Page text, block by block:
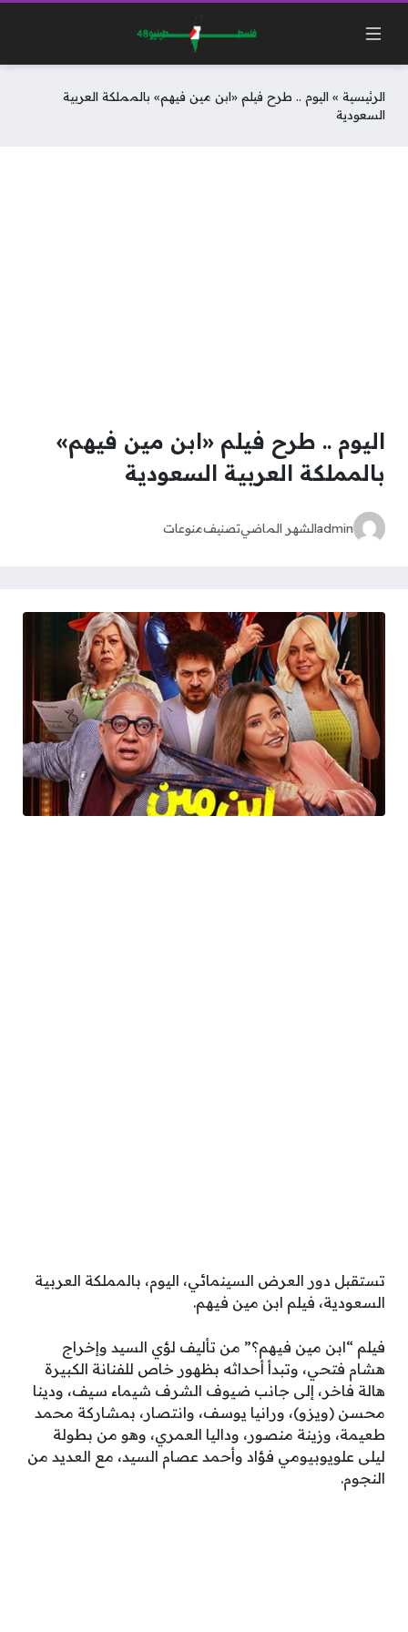
الرئيسية » اليوم .. طرح فيلم «ابن مين فيهم» بالمملكة العربية
السعودية
اليوم .. طرح فيلم «ابن مين فيهم»
بالمملكة العربية السعودية
adminالشهر الماضيتصنيفمنوعات
تستقبل دور العرض السينمائي، اليوم، بالمملكة العربية
السعودية، فيلم ابن مين فيهم.
فيلم “ابن مين فيهم؟” من تأليف لؤي السيد وإخراج
هشام فتحي، وتبدأ أحداثه بظهور خاص للفنانة الكبيرة
هالة فاخر، إلى جانب ضيوف الشرف شيماء سيف، ودينا
محسن (ويزو)، ورانيا يوسف، وانتصار، بمشاركة محمد
طعيمة، وزينة منصور، وداليا العمري، وهو من بطولة
ليلى علويوبيومي فؤاد وأحمد عصام السيد، مع العديد من
النجوم.